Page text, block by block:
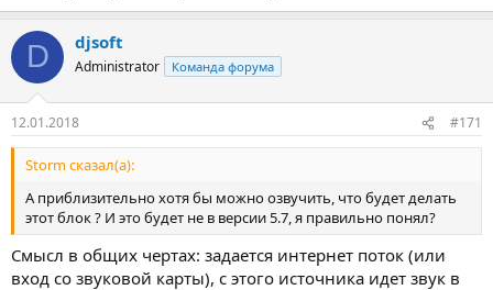
D djsoft
Administrator Команда форума
12.01.2018 #171
Storm сказал(а):
А приблизительно хотя бы можно озвучить, что будет делать
этот блок ? И это будет не в версии 5.7, я правильно понял?
Смысл в общих чертах: задается интернет поток (или
вход со звуковой карты), с этого источника идет звук в